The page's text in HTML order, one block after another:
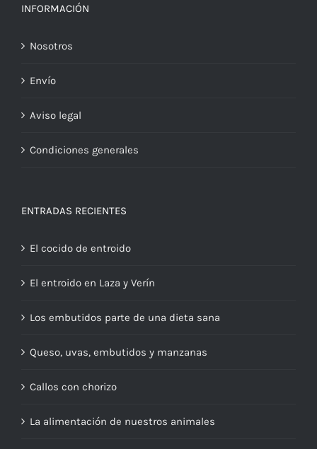
INFORMACIÓN
Nosotros
Envío
Aviso legal
Condiciones generales
ENTRADAS RECIENTES
El cocido de entroido
El entroido en Laza y Verín
Los embutidos parte de una dieta sana
Queso, uvas, embutidos y manzanas
Callos con chorizo
La alimentación de nuestros animales